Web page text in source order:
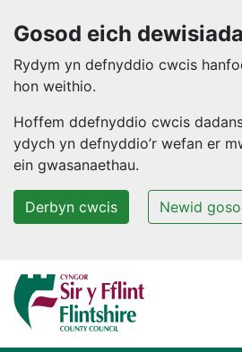
Gosod eich
Rydym yn defnyddio cwcis
hon weithio.
Hoffem ddefnyddio cwcis
ydych yn defnyddio’r wefan er
ein gwasanaethau.
Derbyn cwcis Newid
Neidio i'r prif gynnwys